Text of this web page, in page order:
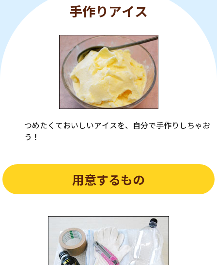
手作りアイス
つめたくておいしいアイスを、自分で手作りしちゃお
う！
用意するもの